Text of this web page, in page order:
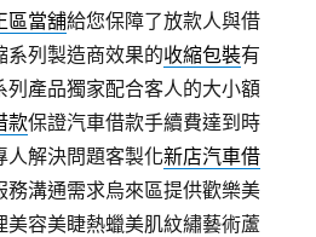
區當舖給您保障了放款人與借
系列製造商效果的收縮包裝有
列產品獨家配合客人的大小額
款保證汽車借款手續費達到時
人解決問題客製化新店汽車借
務溝通需求烏來區提供歡樂美
美容美睫熱蠟美肌紋繡藝術蘆